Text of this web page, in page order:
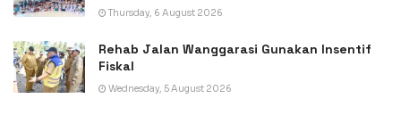
Thursday, 6 August 2026
Rehab Jalan Wanggarasi Gunakan Insentif
Fiskal
Wednesday, 5 August 2026